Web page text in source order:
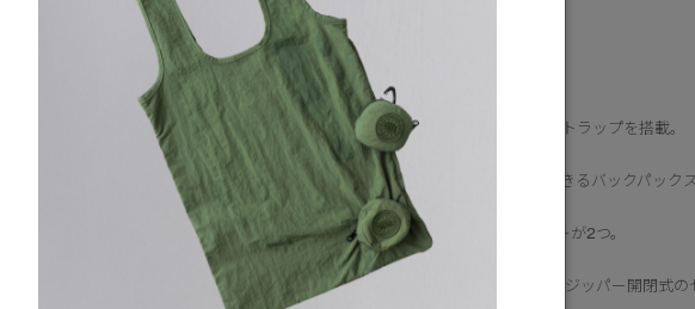
Fill Power
コーデュラR素材のパイピングが施された裾。
後ろ裾を長めに設計し、保護性を向上。
背面にはダブルストライプのリフレクターを施したグラブストラップを搭載。
ジャケットを肩から提げてハンズフリーで持ち運ぶことができるバックパック
2つの外側ポケット：裏地にフリース素材を使用したポケットが2つ。
3つの内側ポケット：メッシュドロップインポケットが2つ。ジッパー開閉式の